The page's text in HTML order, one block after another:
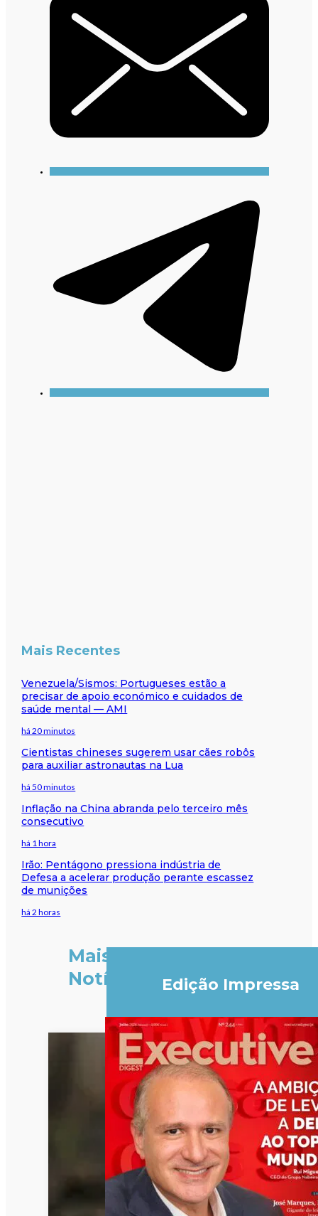
Mais Recentes
Venezuela/Sismos: Portugueses estão a
precisar de apoio económico e cuidados de
saúde mental — AMI
há 20 minutos
Cientistas chineses sugerem usar cães robôs
para auxiliar astronautas na Lua
há 50 minutos
Inflação na China abranda pelo terceiro mês
consecutivo
há 1 hora
Irão: Pentágono pressiona indústria de
Defesa a acelerar produção perante escassez
de munições
há 2 horas
Mais
Notícias
Edição Impressa